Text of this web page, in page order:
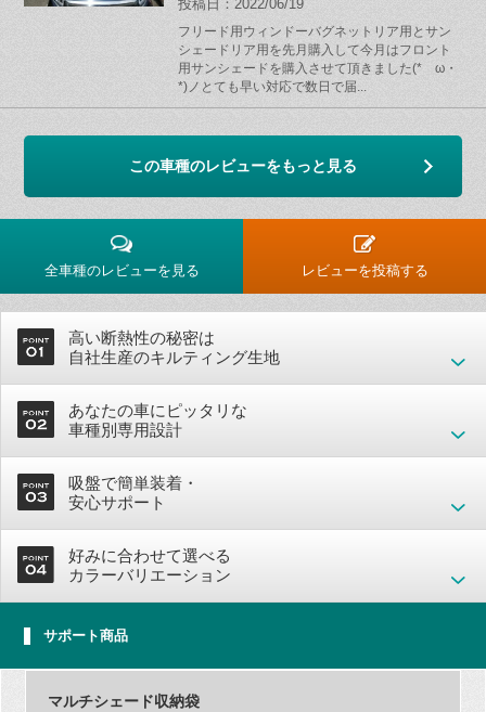
投稿日：2022/06/19
フリード用ウィンドーバグネットリア用とサン
シェードリア用を先月購入して今月はフロント
用サンシェードを購入させて頂きました(*ゝω・
*)ノとても早い対応で数日で届...
この車種のレビューをもっと見る
全車種のレビューを見る レビューを投稿する
高い断熱性の秘密は
自社生産のキルティング生地
あなたの車にピッタリな
車種別専用設計
吸盤で簡単装着・
安心サポート
好みに合わせて選べる
カラーバリエーション
サポート商品
マルチシェード収納袋